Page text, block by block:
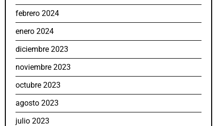
febrero 2024
enero 2024
diciembre 2023
noviembre 2023
octubre 2023
agosto 2023
julio 2023